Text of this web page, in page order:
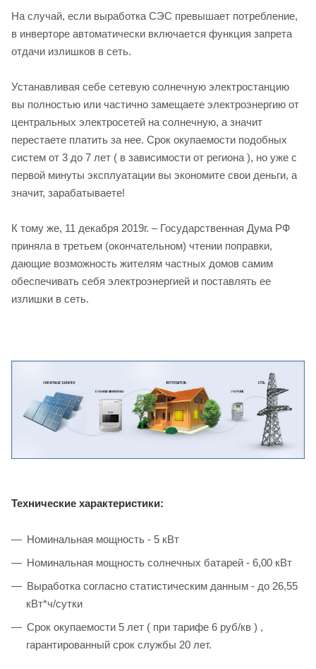
На случай, если выработка СЭС превышает потребление,
в инверторе автоматически включается функция запрета
отдачи излишков в сеть.
Устанавливая себе сетевую солнечную электростанцию
вы полностью или частично замещаете электроэнергию от
центральных электросетей на солнечную, а значит
перестаете платить за нее. Срок окупаемости подобных
систем от 3 до 7 лет ( в зависимости от региона ), но уже с
первой минуты эксплуатации вы экономите свои деньги, а
значит, зарабатываете!
К тому же, 11 декабря 2019г. – Государственная Дума РФ
приняла в третьем (окончательном) чтении поправки,
дающие возможность жителям частных домов самим
обеспечивать себя электроэнергией и поставлять ее
излишки в сеть.
Технические характеристики:
Номинальная мощность - 5 кВт
Номинальная мощность солнечных батарей - 6,00 кВт
Выработка согласно статистическим данным - до 26,55
кВт*ч/сутки
Срок окупаемости 5 лет ( при тарифе 6 руб/кв ) ,
гарантированный срок службы 20 лет.